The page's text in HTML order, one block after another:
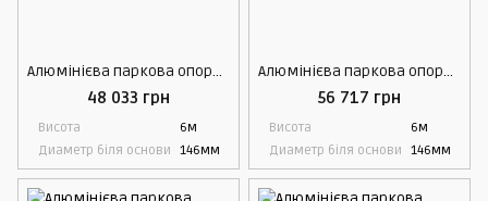
Алюмінієва паркова опора Rosa SAL-M1
48 033 грн
Висота
6м
Диаметр біля основи 146мм
Алюмінієва паркова опора Rosa SAL-M2
56 717 грн
Висота
6м
Диаметр біля основи 146мм